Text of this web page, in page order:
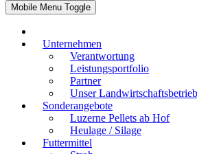
Mobile Menu Toggle
Unternehmen
Verantwortung
Leistungsportfolio
Partner
Unser Landwirtschaftsbetrieb
Sonderangebote
Luzerne Pellets ab Hof
Heulage / Silage
Futtermittel